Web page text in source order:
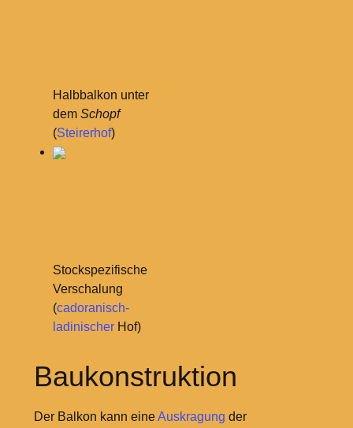
Halbbalkon unter
dem Schopf
(Steirerhof)
Stockspezifische
Verschalung
(cadoranisch-
ladinischerHof)
Baukonstruktion
Der Balkon kann eineAuskragung der